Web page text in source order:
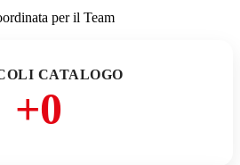
per il Team
CATALOGO
+0